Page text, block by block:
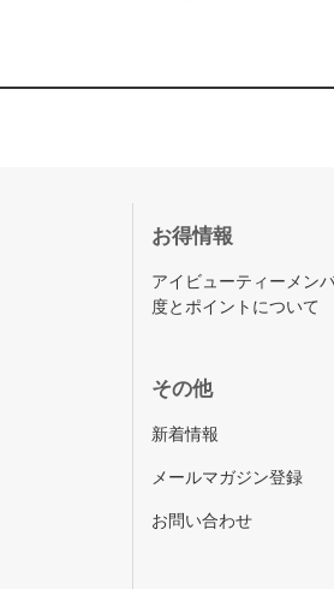
お得情報
アイビューティーメン
度とポイントについて
その他
新着情報
メールマガジン登録
お問い合わせ